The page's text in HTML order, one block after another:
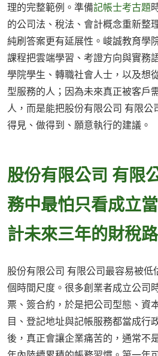
理的完整範例。準備記帳士考古題
的公司法、稅法、會計概念重新整
純刷答案更有延展性。峻誠教育學
課程把雲端學習、考證方向與實務
學院學生、轉職社會人士，以及想
型服務的人；因為未來真正被客戶
人，而是能把股份有限公司 有限
得見、做得到、願意執行的建議。
股份有限公司 有限
務中最怕只看成立
計未來三年的財稅
股份有限公司 有限公司最容易被
個時間尺度。很多創業者成立公司
票、簽合約，於是把公司型態、資
目、登記地址與記帳服務都當成行
後，真正會讓企業痛苦的，通常不